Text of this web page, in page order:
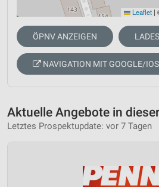
Leaflet |
ÖPNV ANZEIGEN
NAVIGATION MIT GOOGLE/
Aktuelle Angebote in
Letztes Prospektupdate: vor 7 Tagen